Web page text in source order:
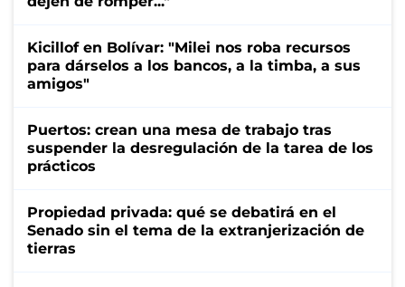
Kicillof en Bolívar: "Milei nos roba recursos
para dárselos a los bancos, a la timba, a sus
amigos"
Puertos: crean una mesa de trabajo tras
suspender la desregulación de la tarea de los
prácticos
Propiedad privada: qué se debatirá en el
Senado sin el tema de la extranjerización de
tierras